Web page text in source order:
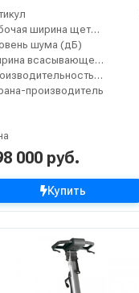
Рабочая ширина щеток (мм)
шума (дБ)
Ширина всасывающей балки (мм)
Производительность по площади (м2/ч)
производитель
000 руб.
Купить